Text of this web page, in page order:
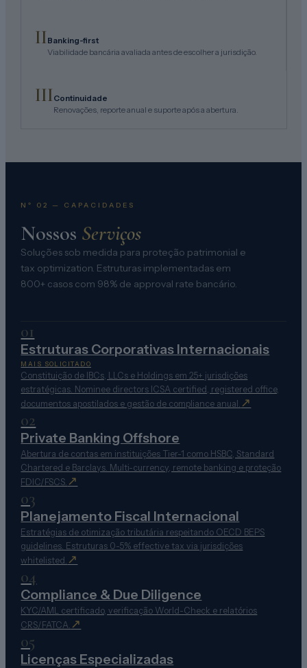
II Banking-first
Viabilidade bancária avaliada antes de escolher a jurisdição.
III Continuidade
Renovações, reporte anual e suporte após a abertura.
Nº 02 — CAPACIDADES
Nossos Serviços
Soluções sob medida para proteção patrimonial e
tax optimization. Estruturas implementadas em
800+ casos com 98% de approval rate bancário.
01
Estruturas Corporativas Internacionais
MAIS SOLICITADO
Constituição de IBCs, LLCs e Holdings em 25+ jurisdições
estratégicas. Nominee directors ICSA certified, registered office,
documentos apostilados e gestão de compliance anual. ↗
02
Private Banking Offshore
Abertura de contas em instituições Tier-1 como HSBC, Standard
Chartered e Barclays. Multi-currency, remote banking e proteção
FDIC/FSCS. ↗
03
Planejamento Fiscal Internacional
Estratégias de otimização tributária respeitando OECD BEPS
guidelines. Estruturas 0-5% effective tax via jurisdições
whitelisted. ↗
04
Compliance & Due Diligence
KYC/AML certificado, verificação World-Check e relatórios
CRS/FATCA. ↗
05
Licenças Especializadas